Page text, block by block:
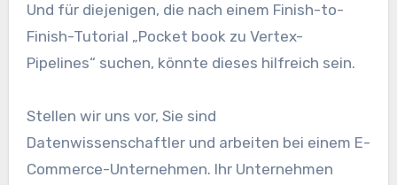
Und für diejenigen, die nach einem Finish-to-
Finish-Tutorial „Pocket book zu Vertex-
Pipelines“ suchen, könnte dieses hilfreich sein.
Stellen wir uns vor, Sie sind
Datenwissenschaftler und arbeiten bei einem E-
Commerce-Unternehmen. Ihr Unternehmen